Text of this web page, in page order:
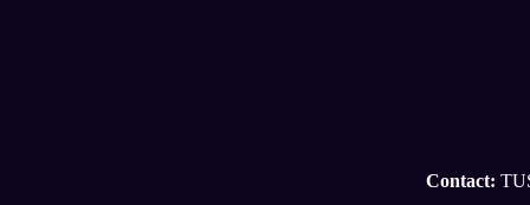
Contact: